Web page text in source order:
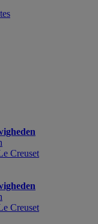
Creuset
Creuset